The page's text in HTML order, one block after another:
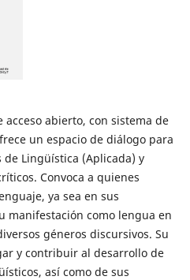
acceso abierto, con sistema de
un espacio de diálogo para
de Lingüística (Aplicada) y
Convoca a quienes
ya sea en sus
manifestación como lengua en
géneros discursivos. Su
y contribuir al desarrollo de
así como de sus